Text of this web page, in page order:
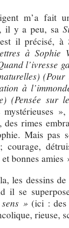
m’a fait
il y a peu, sa
il précisé,
à Sophie
l’ivresse
à
(Pensée sur
mystérieuses
des rimes
Mais pas
courage,
et bonnes
les dessins
il se
» (ici : des
rieuse,